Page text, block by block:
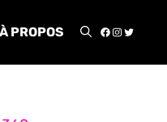
À PROPOS